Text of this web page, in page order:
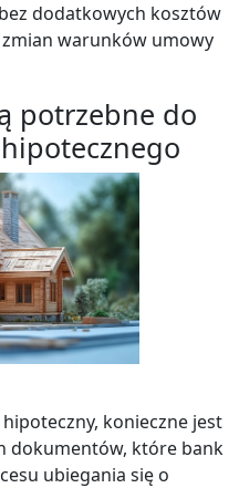
dodatkowych kosztów
warunków umowy
potrzebne do
konieczne jest
dokumentów, które bank
ubiegania się o